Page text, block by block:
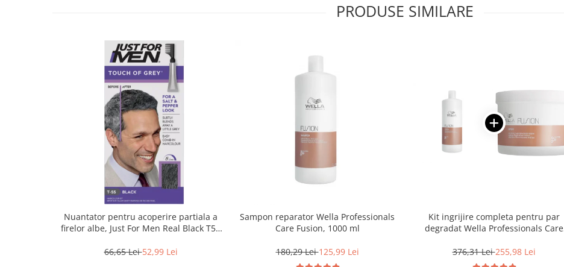
PRODUSE SIMILARE
Nuantator pentru acoperire partiala a
firelor albe, Just For Men Real Black T55
66,65 Lei52,99 Lei
Sampon reparator Wella Professionals
Care Fusion, 1000 ml
180,29 Lei125,99 Lei
Kit ingrijire completa pentru par
degradat Wella Professionals Care
376,31 Lei255,98 Lei